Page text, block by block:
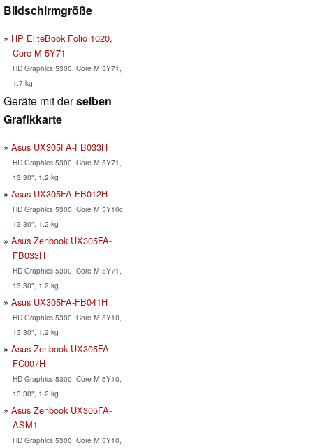
Bildschirmgröße
HP EliteBook Folio 1020,
Core M-5Y71
HD Graphics 5300, Core M 5Y71,
1.7 kg
Geräte mit derselben
Grafikkarte
Asus UX305FA-FB033H
HD Graphics 5300, Core M 5Y71,
13.30", 1.2 kg
Asus UX305FA-FB012H
HD Graphics 5300, Core M 5Y10c,
13.30", 1.2 kg
Asus Zenbook UX305FA-
FB033H
HD Graphics 5300, Core M 5Y71,
13.30", 1.2 kg
Asus UX305FA-FB041H
HD Graphics 5300, Core M 5Y10,
13.30", 1.2 kg
Asus Zenbook UX305FA-
FC007H
HD Graphics 5300, Core M 5Y10,
13.30", 1.2 kg
Asus Zenbook UX305FA-
ASM1
HD Graphics 5300, Core M 5Y10,